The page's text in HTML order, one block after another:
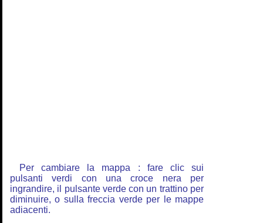
Per cambiare la mappa : fare clic sui
pulsanti verdi con una croce nera per
ingrandire, il pulsante verde con un trattino per
diminuire, o sulla freccia verde per le mappe
adiacenti.